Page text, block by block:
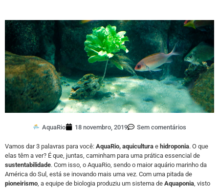
AquaRio 18 novembro, 2019 Sem comentários
Vamos dar 3 palavras para você: AquaRio, aquicultura e hidroponia. O que
elas têm a ver? É que, juntas, caminham para uma prática essencial de
sustentabilidade. Com isso, o AquaRio, sendo o maior aquário marinho da
América do Sul, está se inovando mais uma vez. Com uma pitada de
pioneirismo , a equipe de biologia produziu um sistema de Aquaponia , visto